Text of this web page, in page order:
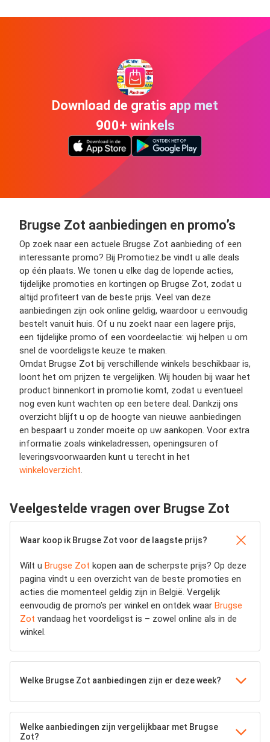
Download de gratis app met
900+ winkels
Brugse Zot aanbiedingen en promo’s
Op zoek naar een actuele Brugse Zot aanbieding of een
interessante promo? Bij Promotiez.be vindt u alle deals
op één plaats. We tonen u elke dag de lopende acties,
tijdelijke promoties en kortingen op Brugse Zot, zodat u
altijd profiteert van de beste prijs. Veel van deze
aanbiedingen zijn ook online geldig, waardoor u eenvoudig
bestelt vanuit huis. Of u nu zoekt naar een lagere prijs,
een tijdelijke promo of een voordeelactie: wij helpen u om
snel de voordeligste keuze te maken.
Omdat Brugse Zot bij verschillende winkels beschikbaar is,
loont het om prijzen te vergelijken. Wij houden bij waar het
product binnenkort in promotie komt, zodat u eventueel
nog even kunt wachten op een betere deal. Dankzij ons
overzicht blijft u op de hoogte van nieuwe aanbiedingen
en bespaart u zonder moeite op uw aankopen. Voor extra
informatie zoals winkeladressen, openingsuren of
leveringsvoorwaarden kunt u terecht in het
winkeloverzicht.
Veelgestelde vragen over Brugse Zot
Waar koop ik Brugse Zot voor de laagste prijs?
Wilt u Brugse Zot kopen aan de scherpste prijs? Op deze
pagina vindt u een overzicht van de beste promoties en
acties die momenteel geldig zijn in België. Vergelijk
eenvoudig de promo’s per winkel en ontdek waar Brugse
Zot vandaag het voordeligst is – zowel online als in de
winkel.
Welke Brugse Zot aanbiedingen zijn er deze week?
Welke aanbiedingen zijn vergelijkbaar met Brugse
Zot?